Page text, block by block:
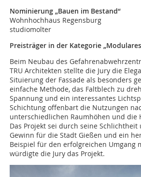
Nominierung „Bauen im Bestand“
Wohnhochhaus Regensburg
studiomolter
Preisträger in der Kategorie
Beim Neubau des
TRU Architekten stellte die Jury die
Situierung der Fassade als besonders
einfache Methode, das Faltblech zu
Spannung und ein interessantes
Schichtung offenbart die Nutzungen
unterschiedlichen Raumhöhen und die
Das Projekt sei durch seine Schlichtheit
Gewinn für die Stadt Gießen und ein
Beispiel für den erfolgreichen Umgang
würdigte die Jury das Projekt.